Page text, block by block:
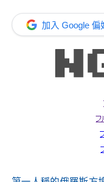
加入 Google 偏